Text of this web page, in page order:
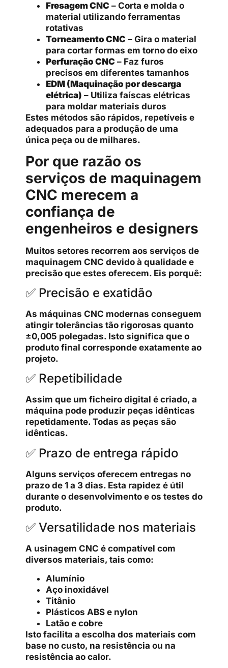
Fresagem CNC – Corta e molda o
material utilizando ferramentas
rotativas
Torneamento CNC – Gira o material
para cortar formas em torno do eixo
Perfuração CNC – Faz furos
precisos em diferentes tamanhos
EDM (Maquinação por descarga
elétrica) – Utiliza faíscas elétricas
para moldar materiais duros
Estes métodos são rápidos, repetíveis e
adequados para a produção de uma
única peça ou de milhares.
Por que razão os
serviços de maquinagem
CNC merecem a
confiança de
engenheiros e designers
Muitos setores recorrem aos serviços de
maquinagem CNC devido à qualidade e
precisão que estes oferecem. Eis porquê:
✅ Precisão e exatidão
As máquinas CNC modernas conseguem
atingir tolerâncias tão rigorosas quanto
±0,005 polegadas. Isto significa que o
produto final corresponde exatamente ao
projeto.
✅ Repetibilidade
Assim que um ficheiro digital é criado, a
máquina pode produzir peças idênticas
repetidamente. Todas as peças são
idênticas.
✅ Prazo de entrega rápido
Alguns serviços oferecem entregas no
prazo de 1 a 3 dias. Esta rapidez é útil
durante o desenvolvimento e os testes do
produto.
✅ Versatilidade nos materiais
A usinagem CNC é compatível com
diversos materiais, tais como:
Alumínio
Aço inoxidável
Titânio
Plásticos ABS e nylon
Latão e cobre
Isto facilita a escolha dos materiais com
base no custo, na resistência ou na
resistência ao calor.